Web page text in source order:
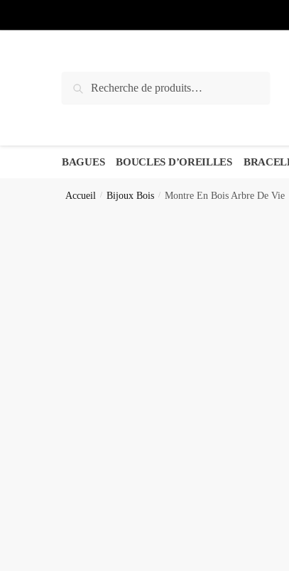
Recherche
BAGUES BOUCLES D’OREILLES
Accueil / Bijoux Bois / Montre En Bois Arbre De Vie